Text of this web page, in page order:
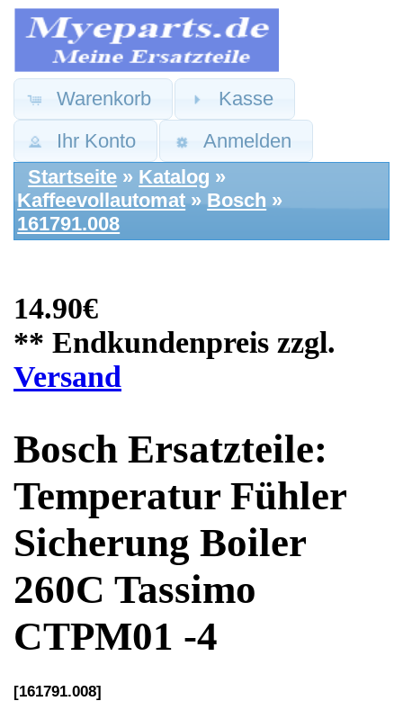
Warenkorb
Kasse
Ihr Konto
Anmelden
»
Kaffeevollautomat» Bosch
161791.008
14.90€
** Endkundenpreis zzgl.
Bosch Ersatzteile:
Temperatur Fühler
Sicherung Boiler
CTPM01 -4
[161791.008]
** Der angegebene Preis ist ein Endpreis zzgl.
Versandkosten. Gemäß § 19 UStG erheben wir
keine Umsatzsteuer und weisen diese folglich
auch nicht aus (Kleinunternehmerstatus)
Ersatzteile Gebrauchteware